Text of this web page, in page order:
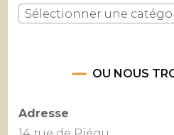
Sélectionner une
OU NOUS
Adresse